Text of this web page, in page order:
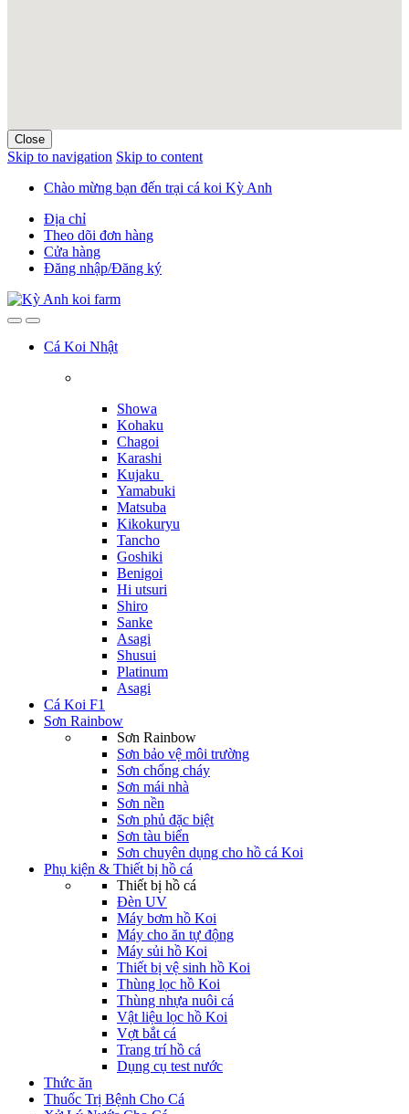
Close
Skip to navigation Skip to content
Chào mừng bạn đến trại cá koi Kỳ Anh
Địa chỉ
Theo dõi đơn hàng
Cửa hàng
Đăng nhập/Đăng ký
Cá Koi Nhật
Showa
Kohaku
Chagoi
Karashi
Kujaku
Yamabuki
Matsuba
Kikokuryu
Tancho
Goshiki
Benigoi
Hi utsuri
Shiro
Sanke
Asagi
Shusui
Platinum
Asagi
Cá Koi F1
Sơn Rainbow
Sơn Rainbow
Sơn bảo vệ môi trường
Sơn chống cháy
Sơn mái nhà
Sơn nền
Sơn phủ đặc biệt
Sơn tàu biển
Sơn chuyên dụng cho hồ cá Koi
Phụ kiện & Thiết bị hồ cá
Thiết bị hồ cá
Đèn UV
Máy bơm hồ Koi
Máy cho ăn tự động
Máy sủi hồ Koi
Thiết bị vệ sinh hồ Koi
Thùng lọc hồ Koi
Thùng nhựa nuôi cá
Vật liệu lọc hồ Koi
Vợt bắt cá
Trang trí hồ cá
Dụng cụ test nước
Thức ăn
Thuốc Trị Bệnh Cho Cá